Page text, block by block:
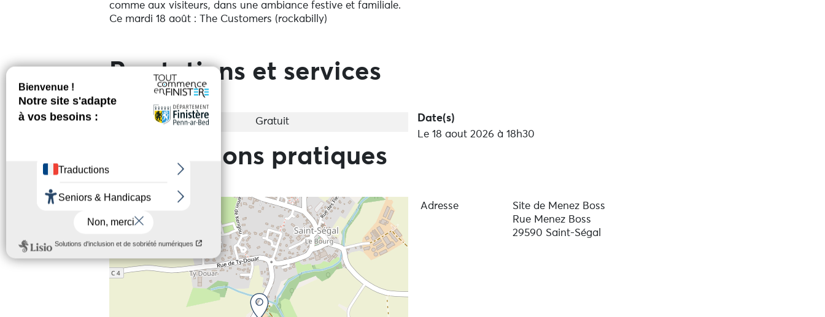
comme aux visiteurs, dans une ambiance festive et familiale.
Ce mardi 18 août : The Customers (rockabilly)
Prestations et services
Gratuit Date(s)
Le 18 aout 2026 à 18h30
Informations pratiques
Adresse
Site de Menez Boss
Rue Menez Boss
29590 Saint-Ségal